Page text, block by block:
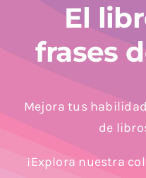
Juegos Educativos e Ingenio
El
frases
Mejora tus
de
¡Explora nuestra